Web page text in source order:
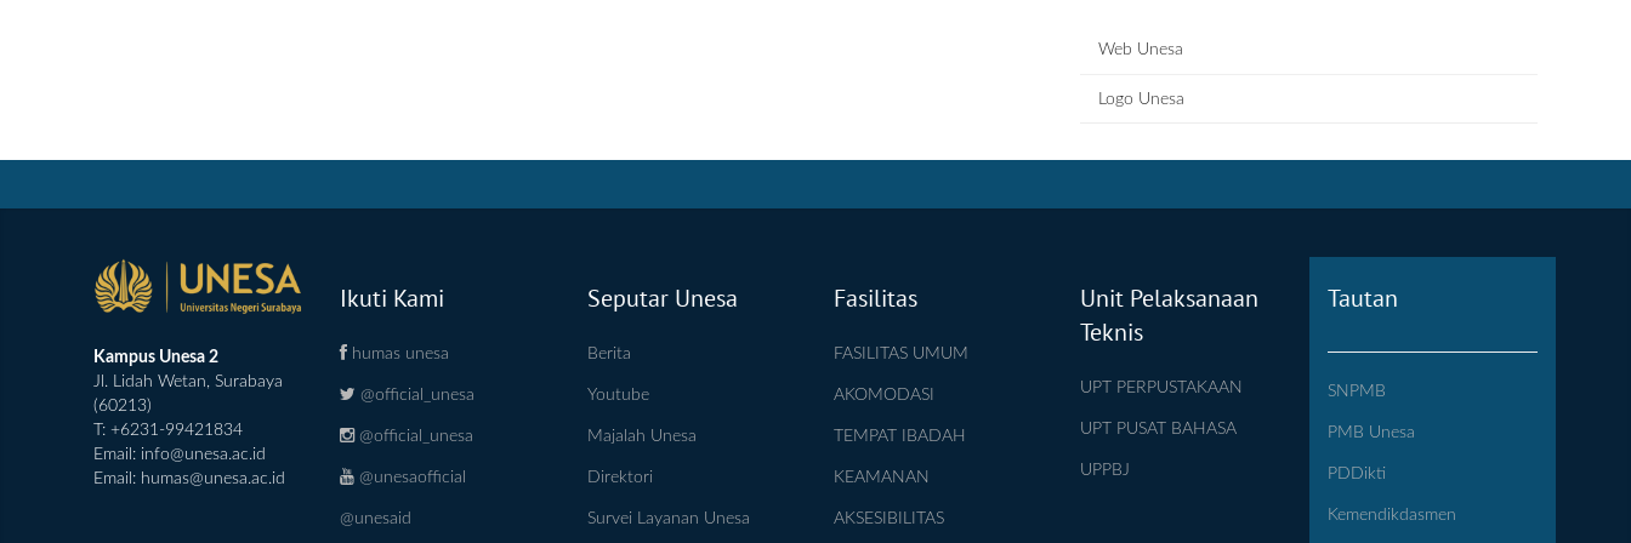
Web Unesa
Logo Unesa
Kampus Unesa 2
Jl. Lidah Wetan, Surabaya
(60213)
T: +6231-99421834
Email: info@unesa.ac.id
Email: humas@unesa.ac.id
Ikuti Kami
humas unesa
@official_unesa
@official_unesa
@unesaofficial
@unesaid
Seputar Unesa
Berita
Youtube
Majalah Unesa
Direktori
Survei Layanan Unesa
Fasilitas
FASILITAS UMUM
AKOMODASI
TEMPAT IBADAH
KEAMANAN
AKSESIBILITAS
Unit Pelaksanaan
Teknis
UPT PERPUSTAKAAN
UPT PUSAT BAHASA
UPPBJ
Tautan
SNPMB
PMB Unesa
PDDikti
Kemendikdasmen